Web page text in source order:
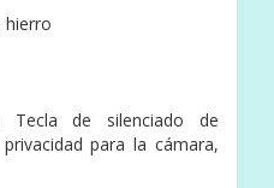
hierro
Tecla de silenciado de
para la cámara,